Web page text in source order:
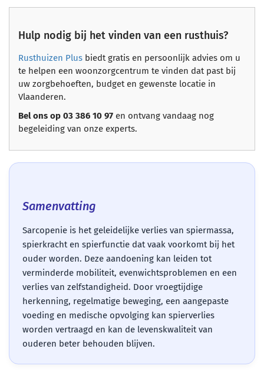
Hulp nodig bij het vinden van een rusthuis?
Rusthuizen Plus biedt gratis en persoonlijk advies om u
te helpen een woonzorgcentrum te vinden dat past bij
uw zorgbehoeften, budget en gewenste locatie in
Vlaanderen.
Bel ons op 03 386 10 97 en ontvang vandaag nog
begeleiding van onze experts.
Samenvatting
Sarcopenie is het geleidelijke verlies van spiermassa,
spierkracht en spierfunctie dat vaak voorkomt bij het
ouder worden. Deze aandoening kan leiden tot
verminderde mobiliteit, evenwichtsproblemen en een
verlies van zelfstandigheid. Door vroegtijdige
herkenning, regelmatige beweging, een aangepaste
voeding en medische opvolging kan spierverlies
worden vertraagd en kan de levenskwaliteit van
ouderen beter behouden blijven.